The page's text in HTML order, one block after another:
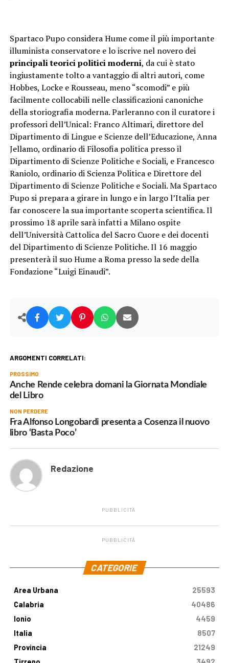
Spartaco Pupo considera Hume come il più importante
illuminista conservatore e lo iscrive nel novero dei
principali teorici politici moderni, da cui è stato
ingiustamente tolto a vantaggio di altri autori, come
Hobbes, Locke e Rousseau, meno “scomodi” e più
facilmente collocabili nelle classificazioni canoniche
della storiografia moderna. Parleranno con il curatore i
professori dell’Unical: Franco Altimari, direttore del
Dipartimento di Lingue e Scienze dell’Educazione, Anna
Jellamo, ordinario di Filosofia politica presso il
Dipartimento di Scienze Politiche e Sociali, e Francesco
Raniolo, ordinario di Scienza Politica e Direttore del
Dipartimento di Scienze Politiche e Sociali. Ma Spartaco
Pupo si prepara a girare in lungo e in largo l’Italia per
far conoscere la sua importante scoperta scientifica. Il
prossimo 18 aprile sarà infatti a Milano ospite
dell’Università Cattolica del Sacro Cuore e dei docenti
del Dipartimento di Scienze Politiche. Il 16 maggio
presenterà il suo Hume a Roma presso la sede della
Fondazione “Luigi Einaudi”.
ARGOMENTI CORRELATI:
PROSSIMO
Anche Rende celebra domani la Giornata Mondiale
del Libro
NON PERDERE
Fra Alfonso Longobardi presenta a Cosenza il nuovo
libro ‘Basta Poco’
Redazione
PUBBLICITÀ
PUBBLICITÀ
CATEGORIE
Area Urbana
25593
Calabria
40486
Ionio
4459
Italia
8507
Provincia
21249